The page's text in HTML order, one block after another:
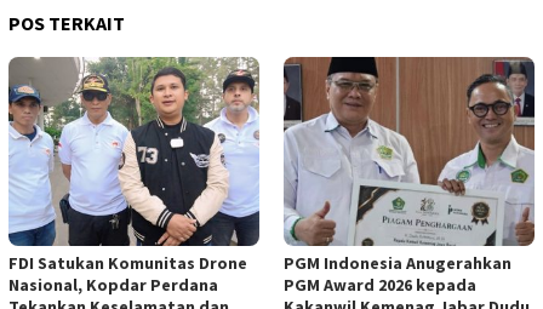
POS TERKAIT
FDI Satukan Komunitas Drone
Nasional, Kopdar Perdana
PGM Indonesia Anugerahkan
PGM Award 2026 kepada